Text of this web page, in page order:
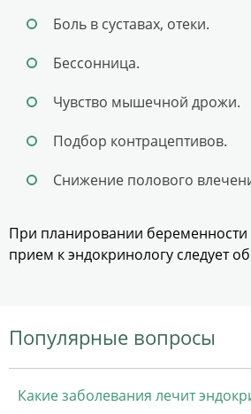
Боль в суставах, отеки.
Бессонница.
Чувство мышечной дрожи.
Подбор контрацептивов.
Снижение полового
При планировании беременности
прием к эндокринологу следует
Популярные вопросы
Какие заболевания лечит